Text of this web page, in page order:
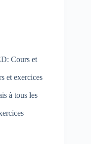
Cours et
et exercices
à tous les